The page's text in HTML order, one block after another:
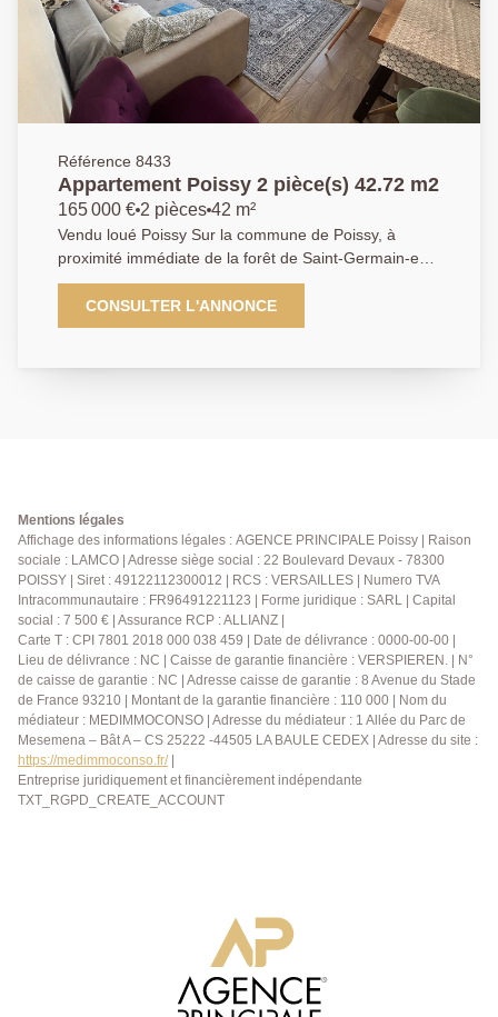
Référence 8433
Appartement Poissy 2 pièce(s) 42.72 m2
165 000 € 2 pièces 42 m²
Vendu loué Poissy Sur la commune de Poissy, à
proximité immédiate de la forêt de Saint-Germain-en-
Laye, dans un secteur calme tout en restant proche
du centre-ville, à 15 minutes à pied de la gare et à
deux pas du futur arrêt du tramway T13, l'Agence
immédiate. AGENCE PRINCIPALE: 01.30.06.69.69
(agent commercial Julie GOUMAIN enregistrée au
RSAC sous le numéro 909 399 941)
CONSULTER L'ANNONCE
Mentions légales
Affichage des informations légales : AGENCE PRINCIPALE Poissy | Raison
sociale : LAMCO | Adresse siège social : 22 Boulevard Devaux - 78300
POISSY | Siret : 49122112300012 | RCS : VERSAILLES | Numero TVA
Intracommunautaire : FR96491221123 | Forme juridique : SARL | Capital
social : 7 500 € | Assurance RCP : ALLIANZ |
Carte T : CPI 7801 2018 000 038 459 | Date de délivrance : 0000-00-00 |
Lieu de délivrance : NC | Caisse de garantie financière : VERSPIEREN. | N°
de caisse de garantie : NC | Adresse caisse de garantie : 8 Avenue du Stade
de France 93210 | Montant de la garantie financière : 110 000 | Nom du
médiateur : MEDIMMOCONSO | Adresse du médiateur : 1 Allée du Parc de
Mesemena – Bât A – CS 25222 -44505 LA BAULE CEDEX | Adresse du site :
https://medimmoconso.fr/|
Entreprise juridiquement et financièrement indépendante
TXT_RGPD_CREATE_ACCOUNT